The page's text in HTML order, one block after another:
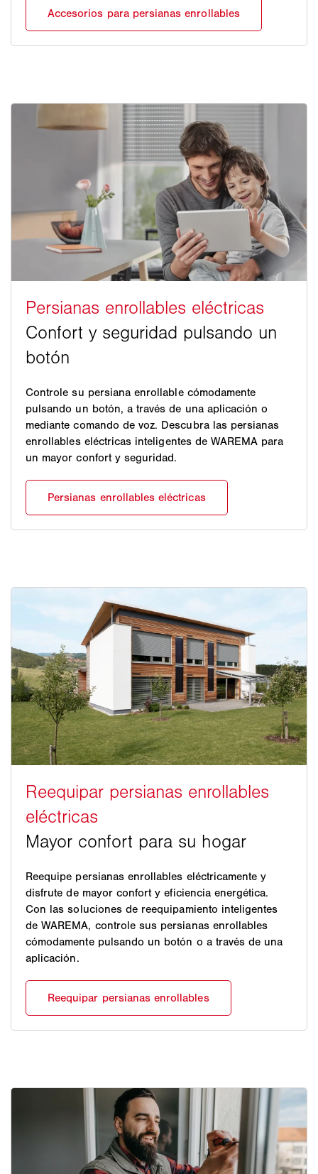
Controle su persiana enrollable cómodamente
pulsando un botón, a través de una aplicación o
mediante comando de voz. Descubra las persianas
enrollables eléctricas inteligentes de WAREMA para
un mayor confort y seguridad.
Reequipe persianas enrollables eléctricamente y
disfrute de mayor confort y eficiencia energética.
Con las soluciones de reequipamiento inteligentes
de WAREMA, controle sus persianas enrollables
cómodamente pulsando un botón o a través de una
aplicación.